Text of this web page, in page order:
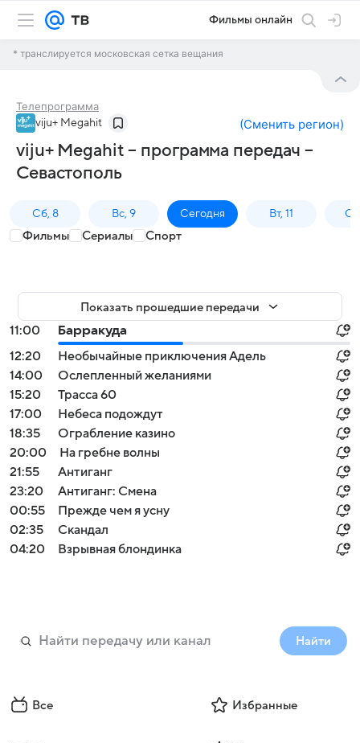
Фильмы онлайн
* транслируется московская сетка вещания
Телепрограмма
viju+ Megahit (Сменить регион)
viju+ Megahit – программа передач –
Севастополь
Сб, 8 Вс, 9 Сегодня Вт, 11
Фильмы Сериалы Спорт
Показать прошедшие передачи
11:00
Барракуда
12:20
Необычайные приключения Адель
14:00
Ослепленный желаниями
15:20
Трасса 60
17:00
Небеса подождут
18:35
Ограбление казино
20:00
На гребне волны
21:55
Антиганг
23:20
Антиганг: Смена
00:55
Прежде чем я усну
02:35
Скандал
04:20
Взрывная блондинка
Найти
Все Избранные